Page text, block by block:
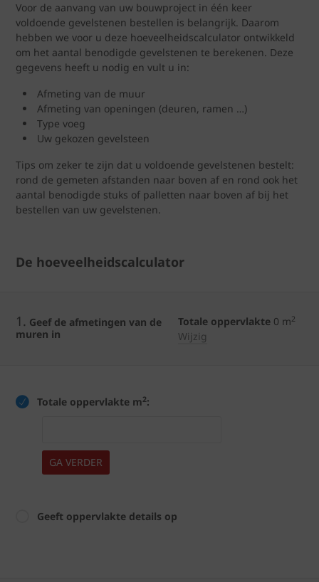
Voor de aanvang van uw bouwproject in één keer
voldoende gevelstenen bestellen is belangrijk. Daarom
hebben we voor u deze hoeveelheidscalculator ontwikkeld
om het aantal benodigde gevelstenen te berekenen. Deze
gegevens heeft u nodig en vult u in:
Afmeting van de muur
Afmeting van openingen (deuren, ramen …)
Type voeg
Uw gekozen gevelsteen
Tips om zeker te zijn dat u voldoende gevelstenen bestelt:
rond de gemeten afstanden naar boven af en rond ook het
aantal benodigde stuks of palletten naar boven af bij het
bestellen van uw gevelstenen.
De hoeveelheidscalculator
1. Geef de afmetingen van de
muren in
Totale oppervlakte 0 m2
Wijzig
Totale oppervlakte m2:
GA VERDER
Geeft oppervlakte details op